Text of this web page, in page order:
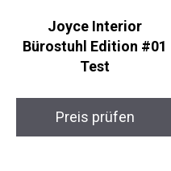
Joyce Interior
Bürostuhl Edition #01
Test
Preis prüfen